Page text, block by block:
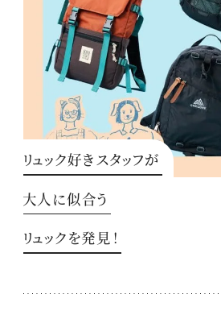
リュック好きスタッフが
大人に似合う
リュックを発見！